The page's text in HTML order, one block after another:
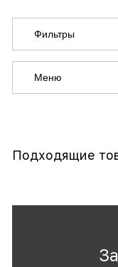
Фильтры
Меню
Подходящие